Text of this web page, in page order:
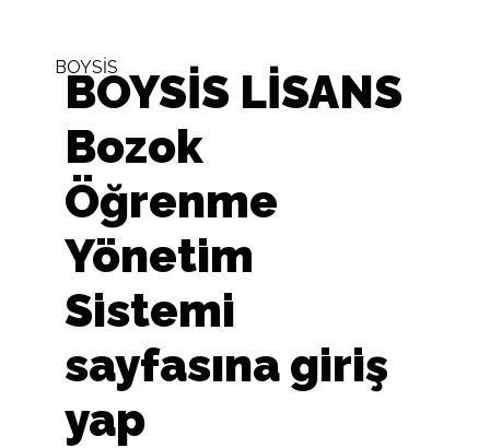
BOYSİS
BOYSİS LİSANS
Bozok
Öğrenme
Yönetim
Sistemi
sayfasına giriş
yap